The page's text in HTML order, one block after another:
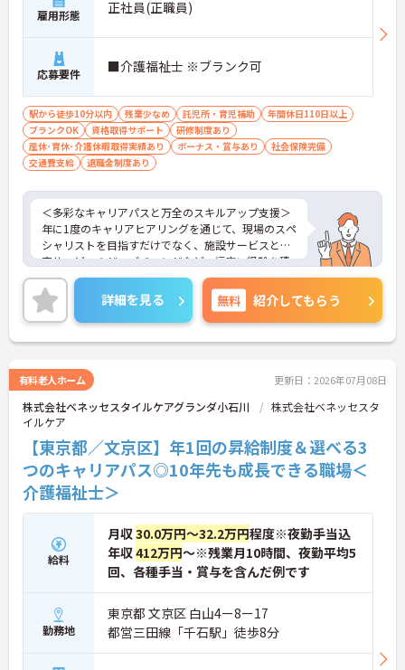
雇用形態 正社員(正職員)
応募要件 ■介護福祉士 ※ブランク可
駅から徒歩10分以内 残業少なめ 託児所・育児補助
年間休日110日以上
ブランクOK
資格取得サポート
研修制度あり
産休･育休･介護休暇取得実績あり
ボーナス・賞与あり
社会保険完備
交通費支給
退職金制度あり
＜多彩なキャリアパスと万全のスキルアップ支援＞
年に1度のキャリアヒアリングを通じて、現場のスペ
シャリストを目指すだけでなく、施設サービスと在
宅サービスのジョブチェンジなど、幅広い経験を積
むことが可能です。
＜プライベートも充実させる嬉しい福利厚生＞仕事
の疲れを癒やすための制度も充実しています。各地
のレジャー施設や宿泊が最大80％オフになる優待制
度や、勤続5年ごとの「特別連続有給休暇（5日）」
休110日に加え、独自の休暇制度もしっかり整って
いるため、オンオフのメリハリをつけて働けます。
詳細を見る 無料 紹介してもらう
有料老人ホーム 更新日：2026年07月08日
株式会社ベネッセスタイルケアグランダ小石川
株式会社ベネッセスタ
イルケア
【東京都／文京区】年1回の昇給制度＆選べる3
つのキャリアパス◎10年先も成長できる職場＜
介護福祉士＞
給料
月収30.0万円～32.2万円程度※夜勤手当込
年収412万円～※残業月10時間、夜勤平均5
回、各種手当・賞与を含んだ例です
勤務地
東京都 文京区 白山4ー8ー17
都営三田線「千石駅」徒歩8分